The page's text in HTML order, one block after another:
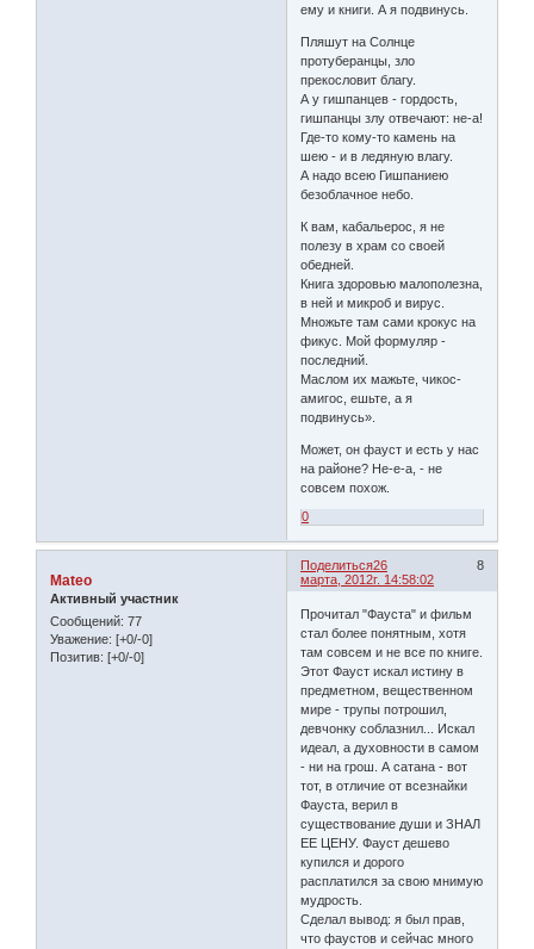
ему и книги. А я подвинусь.
Пляшут на Солнце
протуберанцы, зло
прекословит благу.
А у гишпанцев - гордость,
гишпанцы злу отвечают: не-а!
Где-то кому-то камень на
шею - и в ледяную влагу.
А надо всею Гишпаниею
безоблачное небо.
К вам, кабальерос, я не
полезу в храм со своей
обедней.
Книга здоровью малополезна,
в ней и микроб и вирус.
Множьте там сами крокус на
фикус. Мой формуляр -
последний.
Маслом их мажьте, чикос-
амигос, ешьте, а я
подвинусь».
Может, он фауст и есть у нас
на районе? Не-е-а, - не
совсем похож.
0
Поделиться 8
26
марта, 2012г. 14:58:02
Mateo
Активный участник
Сообщений: 77
Уважение: [+0/-0]
Позитив: [+0/-0]
Прочитал "Фауста" и фильм
стал более понятным, хотя
там совсем и не все по книге.
Этот Фауст искал истину в
предметном, вещественном
мире - трупы потрошил,
девчонку соблазнил... Искал
идеал, а духовности в самом
- ни на грош. А сатана - вот
тот, в отличие от всезнайки
Фауста, верил в
существование души и ЗНАЛ
ЕЕ ЦЕНУ. Фауст дешево
купился и дорого
расплатился за свою мнимую
мудрость.
Сделал вывод: я был прав,
что фаустов и сейчас много